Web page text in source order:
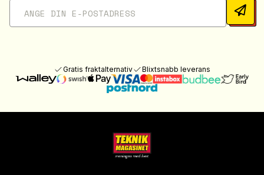
Gratis fraktalternativ Blixtsnabb leverans